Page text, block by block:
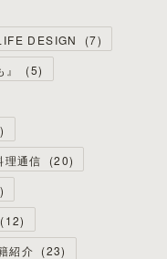
DESIGN
(7)
(5)
)
理通信
(20)
)
(12)
紹介 (23)